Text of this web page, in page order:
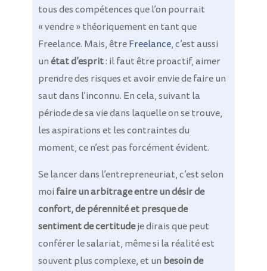
tous des compétences que l’on pourrait
« vendre » théoriquement en tant que
Freelance. Mais, êtreFreelance, c’est aussi
unétat d’esprit: il faut être proactif, aimer
prendre des risques et avoir envie de faire un
saut dans l’inconnu. En cela, suivant la
période de sa vie dans laquelle on se trouve,
les aspirations et les contraintes du
moment, ce n’est pas forcément évident.
Se lancer dans l’entrepreneuriat, c’est selon
moi faire un arbitrage entre un désir de
confort, de pérennité et presque de
sentiment de certitudeje dirais que peut
conférer le salariat, même si la réalité est
souvent plus complexe, et un besoin de